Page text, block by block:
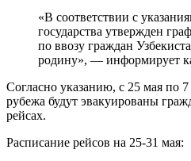
«В соответствии с
государства утвержден
по ввозу граждан
родину», — информирует
Согласно указанию, с 25 мая по
рубежа будут эвакуированы
рейсах.
Расписание рейсов на 25-31 мая: